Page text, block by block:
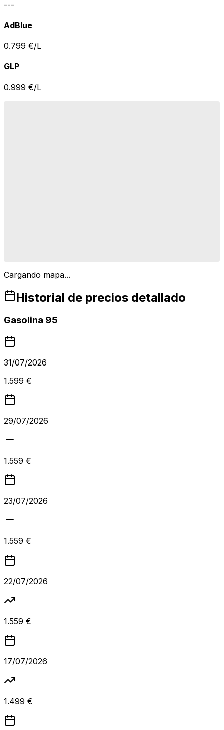
---
AdBlue
0.799 €/L
GLP
0.999 €/L
Cargando mapa...
Historial de precios detallado
Gasolina 95
31/07/2026
1.599 €
29/07/2026
1.559 €
23/07/2026
1.559 €
22/07/2026
1.559 €
17/07/2026
1.499 €